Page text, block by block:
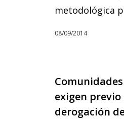
metodológica
08/09/2014
exigen
derogación